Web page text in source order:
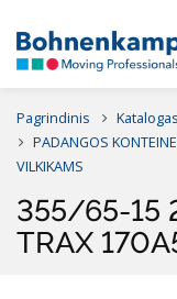
Pagrindinis Katalogas
PADANGOS
VILKIKAMS
355/65-15
TRAX